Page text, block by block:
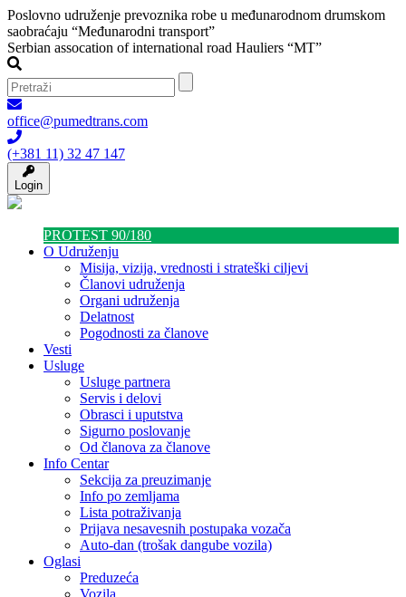
Poslovno udruženje prevoznika robe u međunarodnom drumskom
saobraćaju “Međunarodni transport”
Serbian assocation of international road Hauliers “MT”
office@pumedtrans.com
(+381 11) 32 47 147
Login
PROTEST 90/180
O Udruženju
Misija, vizija, vrednosti i strateški ciljevi
Članovi udruženja
Organi udruženja
Delatnost
Pogodnosti za članove
Vesti
Usluge
Usluge partnera
Servis i delovi
Obrasci i uputstva
Sigurno poslovanje
Od članova za članove
Info Centar
Sekcija za preuzimanje
Info po zemljama
Lista potraživanja
Prijava nesavesnih postupaka vozača
Auto-dan (trošak dangube vozila)
Oglasi
Preduzeća
Vozila